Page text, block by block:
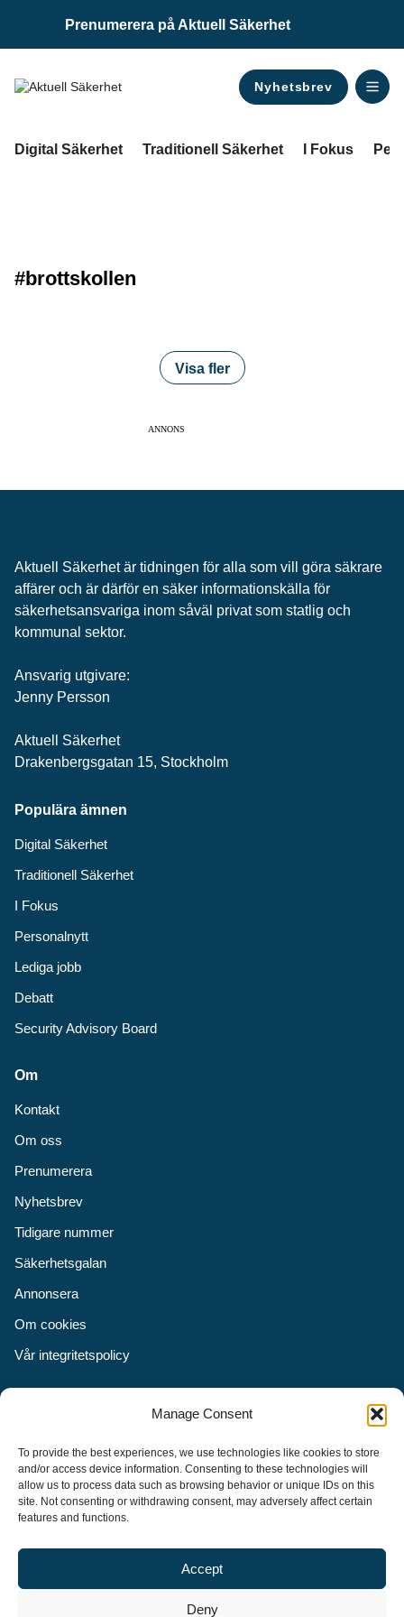
Manage Consent
To provide the best experiences, we use technologies like cookies to store
and/or access device information. Consenting to these technologies will
allow us to process data such as browsing behavior or unique IDs on this
site. Not consenting or withdrawing consent, may adversely affect certain
features and functions.
Accept
Deny
Prenumerera på Aktuell Säkerhet
Nyhetsbrev
Digital Säkerhet Traditionell Säkerhet I Fokus
#brottskollen
Visa fler
ANNONS
Aktuell Säkerhet är tidningen för alla som vill göra säkrare
affärer och är därför en säker informationskälla för
säkerhets­ansvariga inom såväl privat som statlig och
kommunal sektor.
Ansvarig utgivare:
Jenny Persson
Aktuell Säkerhet
Drakenbergsgatan 15, Stockholm
Populära ämnen
Digital Säkerhet
Traditionell Säkerhet
I Fokus
Personalnytt
Lediga jobb
Debatt
Security Advisory Board
Om
Kontakt
Om oss
Prenumerera
Nyhetsbrev
Tidigare nummer
Säkerhetsgalan
Annonsera
Om cookies
Vår integritetspolicy
Instagram
LinkedIn
Säkerhet år 2003 för att stimulera, utveckla och informera om